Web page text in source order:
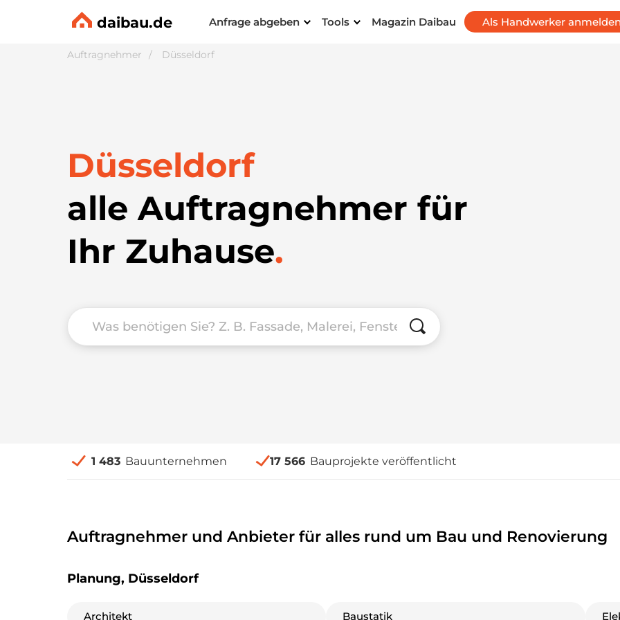
daibau.de Anfrage abgeben Tools Magazin Daibau Als Handwerker anmelden
Auftragnehmer Düsseldorf
Düsseldorf
alle Auftragnehmer für
Ihr Zuhause.
1 483 Bauunternehmen 17 566 Bauprojekte veröffentlicht
Auftragnehmer und Anbieter für alles rund um Bau und Renovierung
Planung, Düsseldorf
Architekt Baustatik